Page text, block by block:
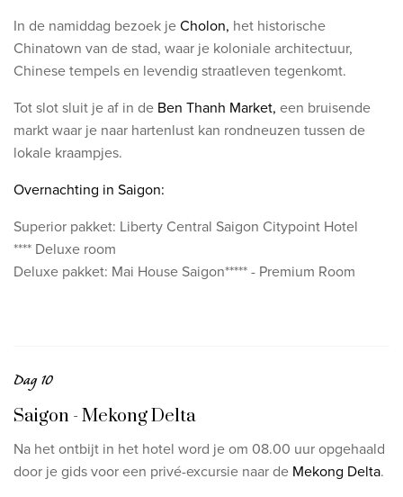
In de namiddag bezoek jeCholon, het historische
Chinatown van de stad, waar je koloniale architectuur,
Chinese tempels en levendig straatleven tegenkomt.
Tot slot sluit je af in de Ben Thanh Market, een bruisende
markt waar je naar hartenlust kan rondneuzen tussen de
lokale kraampjes.
Overnachting in Saigon:
Superior pakket: Liberty Central Saigon Citypoint Hotel
**** Deluxe room
Deluxe pakket: Mai House Saigon***** - Premium Room
Dag 10
Saigon - Mekong Delta
Na het ontbijt in het hotel word je om 08.00 uur opgehaald
door je gids voor een privé-excursie naar de Mekong Delta.